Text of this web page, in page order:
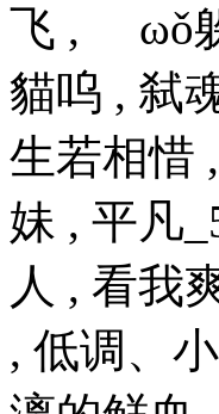
飞 , ゞωǒ
貓呜 , 弑
生若相惜
妹 , 平凡
人 , 看我
, 低调、